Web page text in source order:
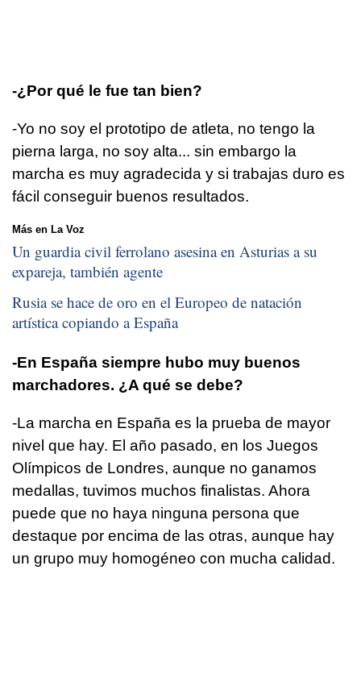
-¿Por qué le fue tan bien?
-Yo no soy el prototipo de atleta, no tengo la
pierna larga, no soy alta... sin embargo la
marcha es muy agradecida y si trabajas duro es
fácil conseguir buenos resultados.
Más en La Voz
Un guardia civil ferrolano asesina en Asturias a su
expareja, también agente
Rusia se hace de oro en el Europeo de natación
artística copiando a España
-En España siempre hubo muy buenos
marchadores. ¿A qué se debe?
-La marcha en España es la prueba de mayor
nivel que hay. El año pasado, en los Juegos
Olímpicos de Londres, aunque no ganamos
medallas, tuvimos muchos finalistas. Ahora
puede que no haya ninguna persona que
destaque por encima de las otras, aunque hay
un grupo muy homogéneo con mucha calidad.